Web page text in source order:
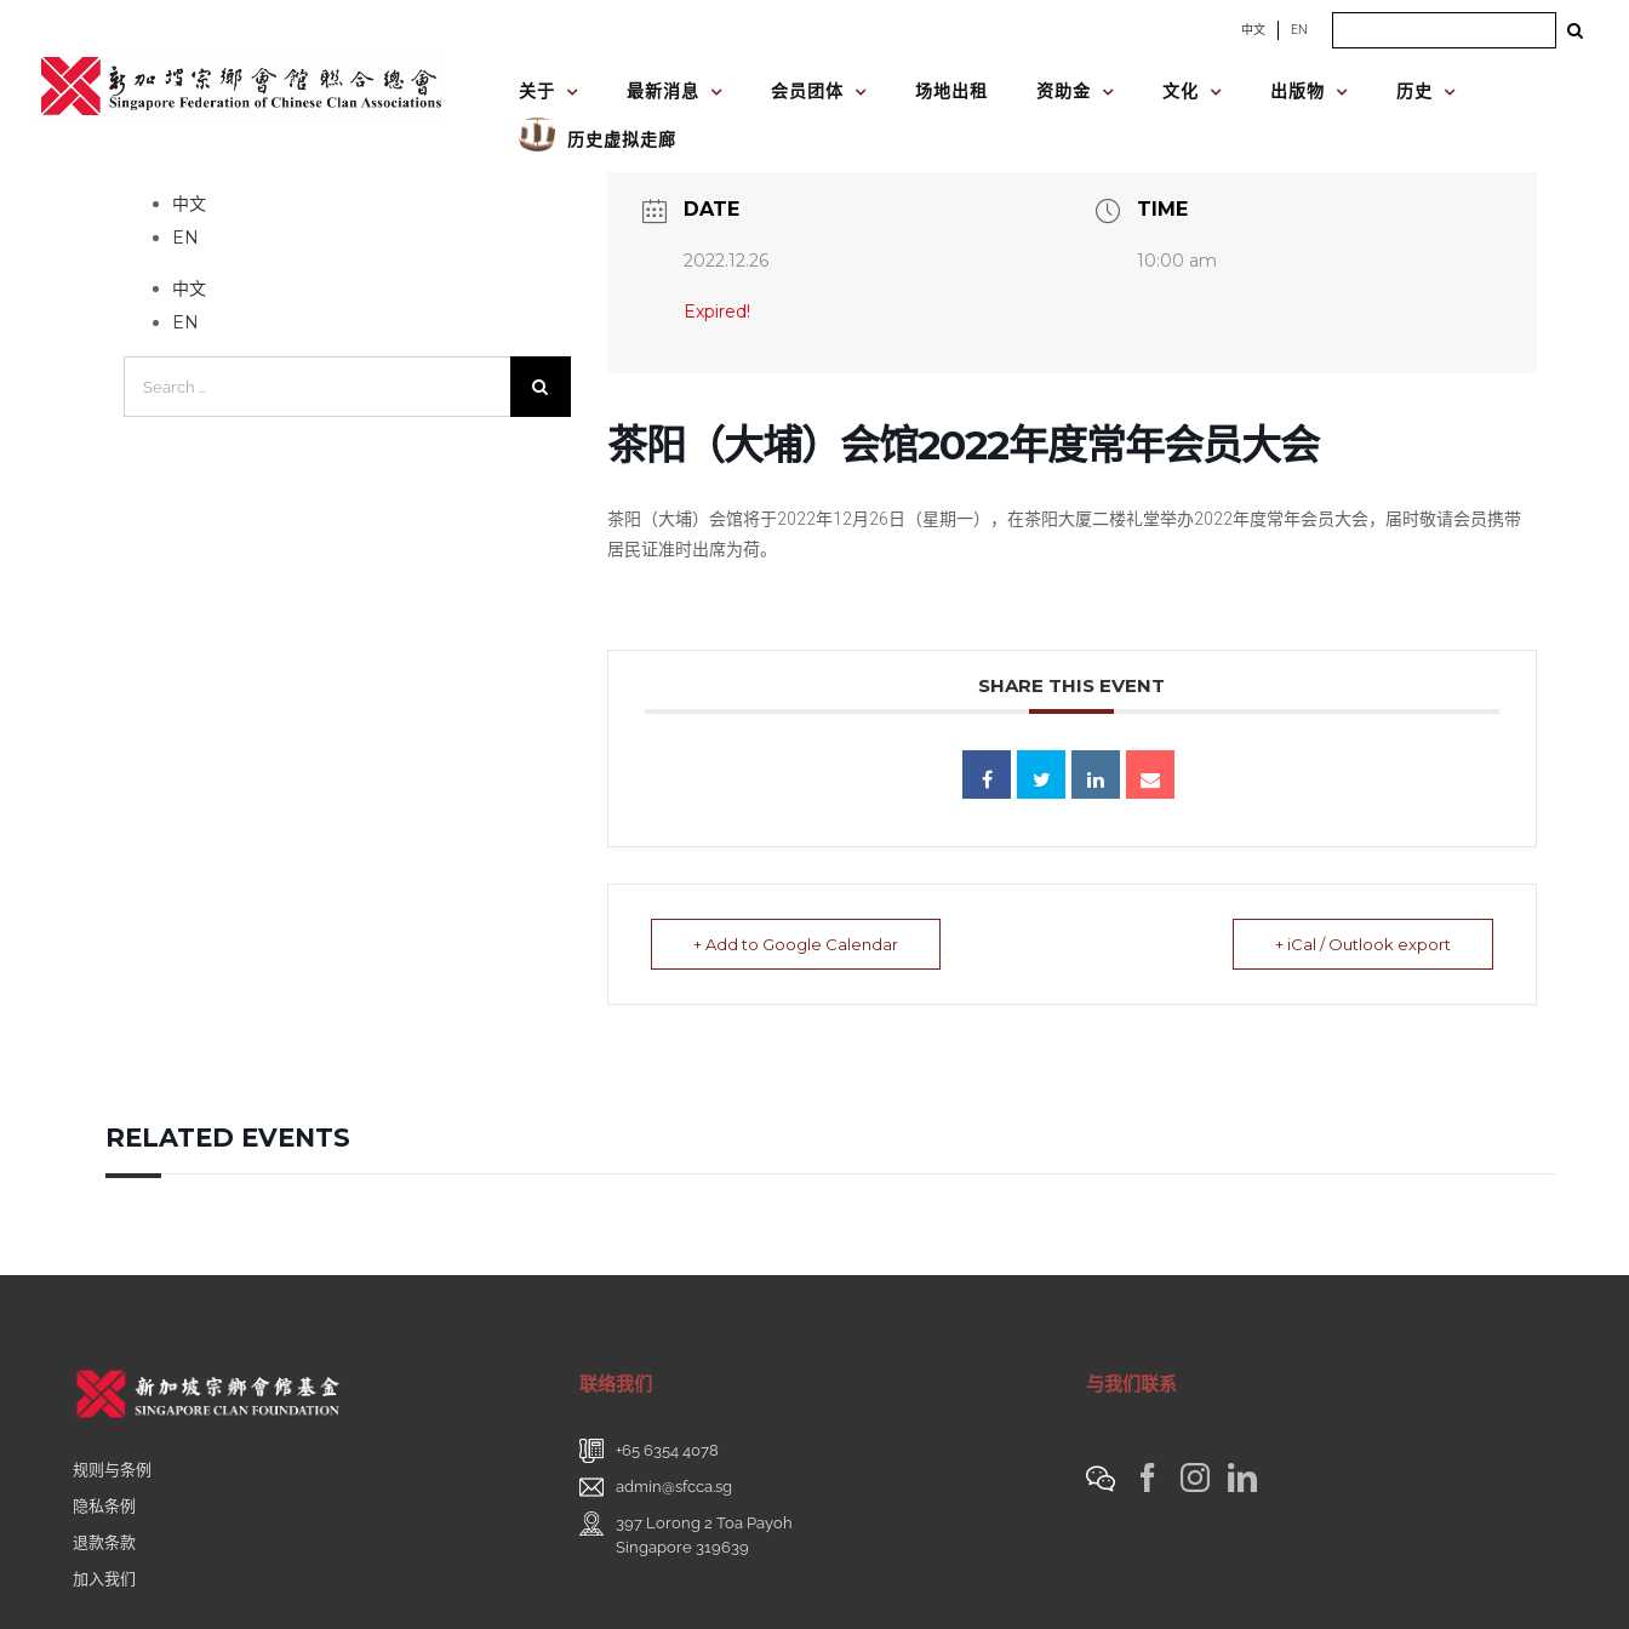
content
中文 EN
关于
最新消息 会员团体 场地出租 资助金 文化 出版物 历史
历史虚拟走廊
中文
EN
中文
EN
DATE
2022.12.26
Expired!
TIME
10:00 am
茶阳（大埔）会馆2022年度常年会员大会
茶阳（大埔）会馆将于2022年12月26日（星期一），在茶阳大厦二楼礼堂举办2022年度常年会员大会，届时敬请会员携带
居民证准时出席为荷。
SHARE THIS EVENT
+ Add to Google Calendar + iCal / Outlook export
RELATED EVENTS
规则与条例
隐私条例
退款条款
加入我们
联络我们
+65 6354 4078
admin@sfcca.sg
397 Lorong 2 Toa Payoh
Singapore 319639
与我们联系